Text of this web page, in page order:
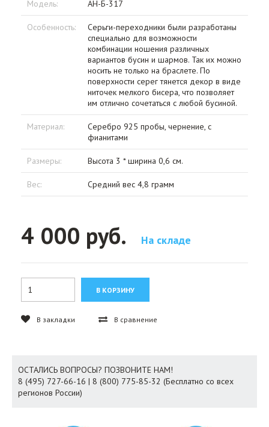
Модель: АН-Б-317
Особенность:
Серьги-переходники были разработаны
специально для возможности
комбинации ношения различных
вариантов бусин и шармов. Так их можно
носить не только на браслете. По
поверхности серег тянется декор в виде
ниточек мелкого бисера, что позволяет
им отлично сочетаться с любой бусиной.
Материал:
Серебро 925 пробы, чернение, с
фианитами
Размеры: Высота 3 * ширина 0,6 см.
Вес: Средний вес 4,8 грамм
4 000 руб. На складе
В закладки В сравнение
ОСТАЛИСЬ ВОПРОСЫ? ПОЗВОНИТЕ НАМ!
8 (495) 727-66-16 | 8 (800) 775-85-32 (Бесплатно со всех
регионов России)